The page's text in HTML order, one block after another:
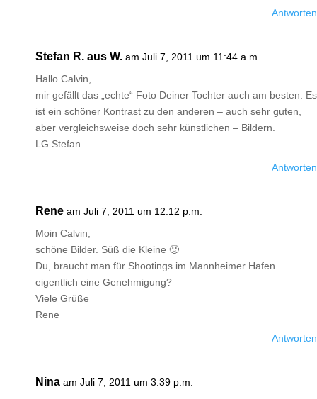
Antworten
Stefan R. aus W. am Juli 7, 2011 um 11:44 a.m.
Hallo Calvin,
mir gefällt das „echte“ Foto Deiner Tochter auch am besten. Es
ist ein schöner Kontrast zu den anderen – auch sehr guten,
aber vergleichsweise doch sehr künstlichen – Bildern.
LG Stefan
Antworten
Rene am Juli 7, 2011 um 12:12 p.m.
Moin Calvin,
schöne Bilder. Süß die Kleine 🙂
Du, braucht man für Shootings im Mannheimer Hafen
eigentlich eine Genehmigung?
Viele Grüße
Rene
Antworten
Nina am Juli 7, 2011 um 3:39 p.m.